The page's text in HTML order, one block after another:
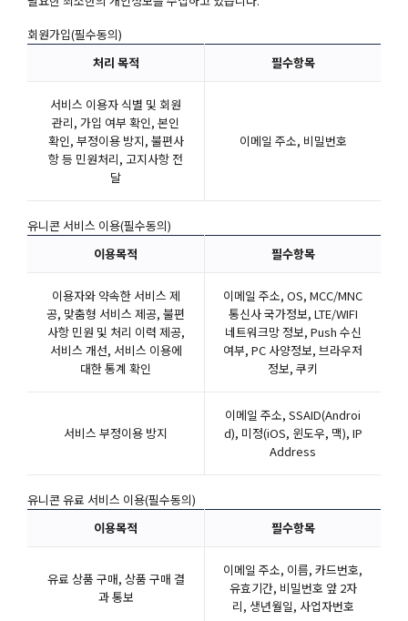
회원가입(필수동의)
처리 목적
필수항목
서비스 이용자 식별 및 회원
관리, 가입 여부 확인, 본인
확인, 부정이용 방지, 불편사
항 등 민원처리, 고지사항 전
달
이메일 주소, 비밀번호
유니콘 서비스 이용(필수동의)
이용목적
필수항목
이용자와 약속한 서비스 제
공, 맞춤형 서비스 제공, 불편
사항 민원 및 처리 이력 제공,
서비스 개선, 서비스 이용에
대한 통계 확인
이메일 주소, OS, MCC/MNC
통신사 국가정보, LTE/WIFI
네트워크망 정보, Push 수신
여부, PC 사양정보, 브라우저
정보, 쿠키
서비스 부정이용 방지
이메일 주소, SSAID(Androi
d), 미정(iOS, 윈도우, 맥), IP
Address
유니콘 유료 서비스 이용(필수동의)
이용목적
필수항목
유료 상품 구매, 상품 구매 결
과 통보
이메일 주소, 이름, 카드번호,
유효기간, 비밀번호 앞 2자
리, 생년월일, 사업자번호